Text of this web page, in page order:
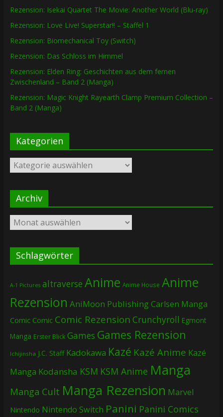
Rezension: Isekai Quartet The Movie: Another World (Blu-ray)
Rezension: Love Live! Superstar!! – Staffel 1
Rezension: Biomechanical Toy (Switch)
Rezension: Das Schloss im Himmel
Rezension: Elden Ring: Geschichten aus dem fernen
Zwischenland – Band 2 (Manga)
Rezension: Magic Knight Rayearth Clamp Premium Collection –
Band 2 (Manga)
Kategorien
Kategorien
Archiv
Archiv
Schlagwörter
A-1 Pictures altraverse Anime Anime House Anime
Rezension AniMoon PublishingCarlsen Manga
Comic Comic Comic Rezension Crunchyroll Egmont
Manga Erster Blick Games Games Rezension
Ichijinsha J.C. Staff Kadokawa Kazé Kazé Anime Kazé
Manga Kodansha KSM KSM Anime Manga
Manga Cult Manga Rezension Marvel
Nintendo Nintendo Switch Panini Panini Comics